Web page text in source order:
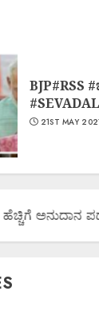
BJP#RSS
21ST MAY
ಅನುದಾನ